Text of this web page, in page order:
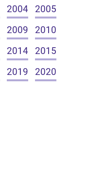
2004
2005
2009
2010
2014
2015
2019
2020